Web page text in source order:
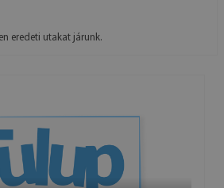
eredeti utakat járunk.